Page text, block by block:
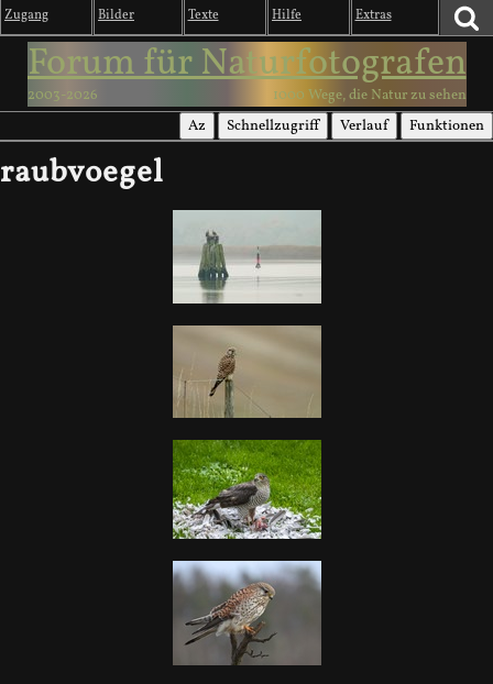
Zugang Bilder Texte Hilfe Extras
Forum für Naturfotografen
2003-2026 1000 Wege, die Natur zu sehen
Az Schnellzugriff Verlauf Funktionen
raubvoegel